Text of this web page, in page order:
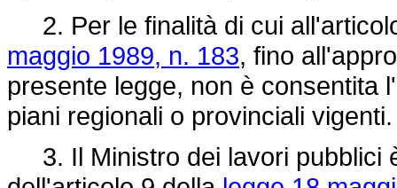
2. Per le finalità di cui
maggio 1989, n. 183, fino
presente legge, non è consentita
piani regionali o provinciali vigenti.
3. Il Ministro dei lavori pubblici